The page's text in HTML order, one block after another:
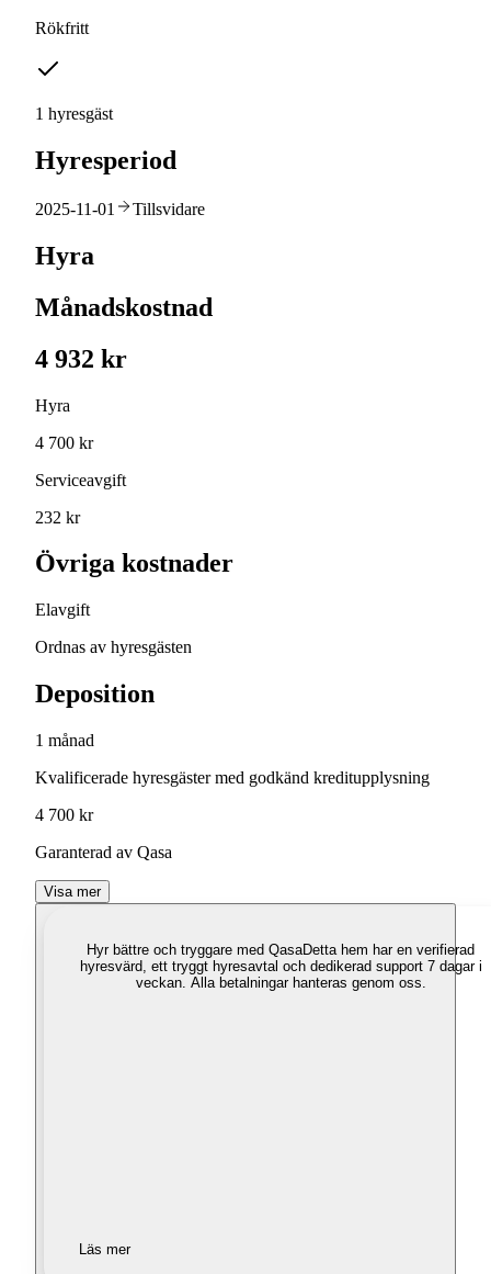
Rökfritt
1 hyresgäst
Hyresperiod
2025-11-01 Tillsvidare
Hyra
Månadskostnad
4 932 kr
Hyra
4 700 kr
Serviceavgift
232 kr
Övriga kostnader
Elavgift
Ordnas av hyresgästen
Deposition
1 månad
Kvalificerade hyresgäster med godkänd kreditupplysning
4 700 kr
Garanterad av Qasa
Visa mer
Hyr bättre och tryggare med QasaDetta hem har en verifierad
hyresvärd, ett tryggt hyresavtal och dedikerad support 7 dagar i
veckan. Alla betalningar hanteras genom oss.
Läs mer